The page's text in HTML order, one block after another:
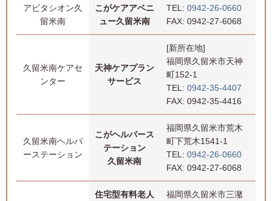
アビタシオン久
留米南
こがケアアベニ
ュー久留米南
TEL: 0942-26-0660
FAX: 0942-27-6068
久留米南ケアセ
ンター
天神ケアプラン
サービス
[新所在地]
福岡県久留米市天神
町152-1
TEL: 0942-35-4407
FAX: 0942-35-4416
久留米南ヘルパ
ーステーション
こがヘルパース
テーション
久留米南
福岡県久留米市荒木
町下荒木1541-1
TEL: 0942-26-0660
FAX: 0942-27-6068
住宅型有料老人
福岡県久留米市三潴